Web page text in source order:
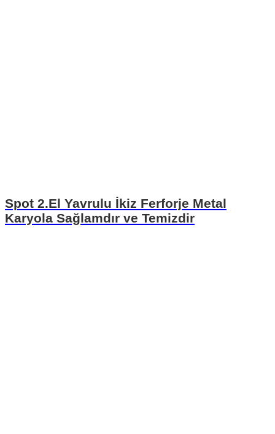
Spot 2.El Yavrulu İkiz Ferforje Metal
Karyola Sağlamdır ve Temizdir